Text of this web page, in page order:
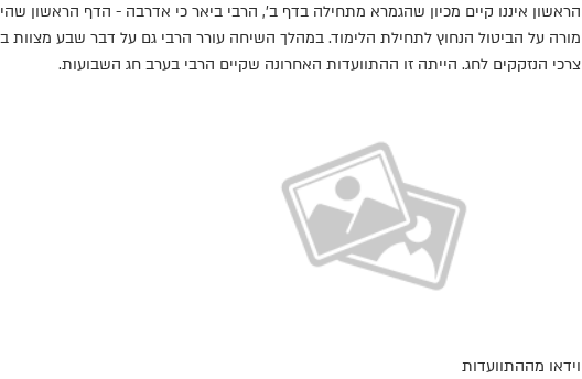
הראשון איננו קיים מכיון שהגמרא מתחילה בדף ב', הרבי ביאר כי אדרבה - הדף הראשון
מורה על הביטול הנחוץ לתחילת הלימוד. במהלך השיחה עורר הרבי גם על דבר שבע מצוות
צרכי הנזקקים לחג. הייתה זו ההתוועדות האחרונה שקיים הרבי בערב חג השבועות.
וידאו מההתוועדות